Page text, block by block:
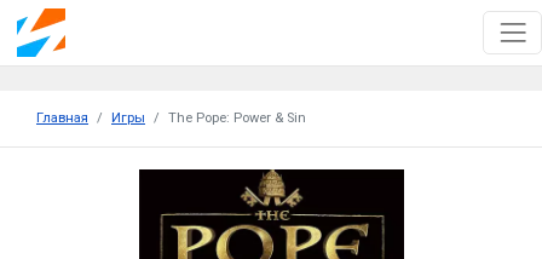
Главная Игры The Pope: Power & Sin